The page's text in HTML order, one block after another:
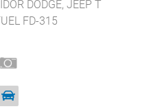
DODGE, JEEP T
FD-315